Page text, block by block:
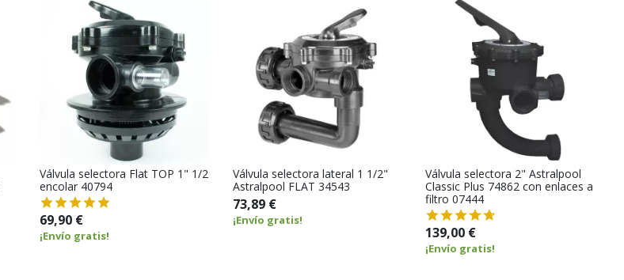
Válvula selectora Flat TOP 1" 1/2
encolar 40794
69,90 €
¡Envío gratis!
Válvula selectora lateral 1 1/2"
Astralpool FLAT 34543
73,89 €
¡Envío gratis!
Válvula selectora 2" Astralpool
Classic Plus 74862 con enlaces a
filtro 07444
139,00 €
¡Envío gratis!